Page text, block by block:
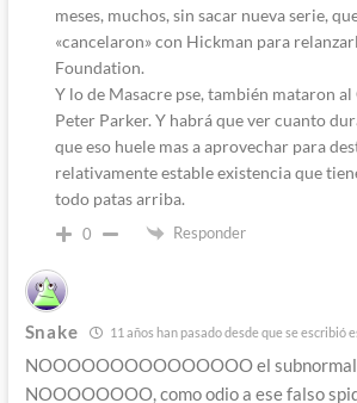
meses, muchos, sin sacar nueva serie,
«cancelaron» con Hickman para
Foundation.
Y lo de Masacre pse, también mataron
Peter Parker. Y habrá que ver cuanto
que eso huele mas a aprovechar para
relativamente estable existencia que
todo patas arriba.
0 Responder
Snake 11 años han pasado desde que se escribió
NOOOOOOOOOOOOOOO el
NOOOOOOOO, como odio a ese falso